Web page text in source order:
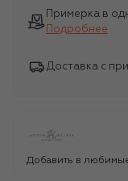
Примерка в
Подробнее
Доставка с
Добавить в